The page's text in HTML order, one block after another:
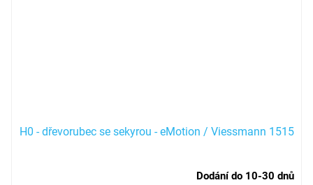
H0 - dřevorubec se sekyrou - eMotion / Viessmann 1515
Dodání do 10-30 dnů